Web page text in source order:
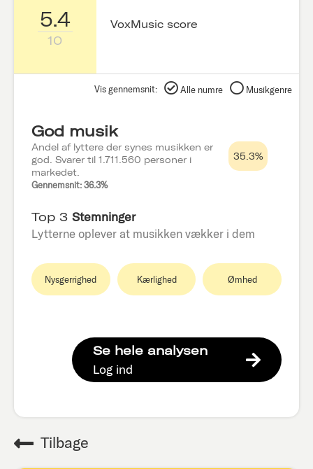
5.4
10
VoxMusic score
Vis gennemsnit: Alle numre Musikgenre
God musik
Andel af lyttere der synes musikken er
god. Svarer til 1.711.560 personer i
markedet.
Gennemsnit: 36.3%
35.3%
Top 3 Stemninger
Lytterne oplever at musikken vækker i dem
Nysgerrighed Kærlighed Ømhed
Se hele analysen
Log ind
Tilbage